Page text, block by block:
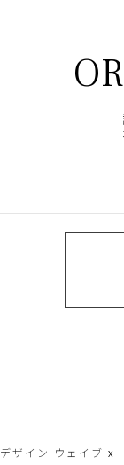
デザイン ウェイブ x